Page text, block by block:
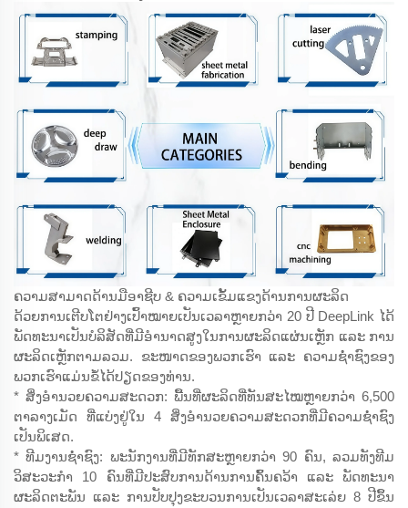
ຄວາມສາມາດດ້ານມືອາຊີບ & ຄວາມເຂັ້ມແຂງດ້ານການຜະລິດ
ດ້ວຍການເຕີບໂຕຢ່າງເປົ້າໝາຍເປັນເວລາຫຼາຍກວ່າ 20 ປີ DeepLink ໄດ້
ພັດທະນາເປັນບໍລິສັດທີ່ມີອຳນາດສູງໃນການຜະລິດແຜ່ນເຫຼັກ ແລະ ການ
ຜະລິດເຫຼັກຕາມລວມ. ຂະໜາດຂອງພວກເຮົາ ແລະ ຄວາມຊ່ຳຊົງຂອງ
ພວກເຮົາແມ່ນຂໍ້ໄດ້ປຽດຂອງທ່ານ.
* ສິ່ງອຳນວຍຄວາມສະດວກ: ພື້ນທີ່ຜະລິດທີ່ທັນສະໄໝຫຼາຍກວ່າ 6,500
ຕາລາງເມັດ ທີ່ແບ່ງຢູ່ໃນ 4 ສິ່ງອຳນວຍຄວາມສະດວກທີ່ມີຄວາມຊ່ຳຊົງ
ເປັນພິເສດ.
* ທີມງານຊ່ຳຊົງ: ພະນັກງານທີ່ມີທັກສະຫຼາຍກວ່າ 90 ຄົນ, ລວມທັງທີມ
ວິສະວະກຳ 10 ຄົນທີ່ມີປະສົບການດ້ານການຄົ້ນຄວ້າ ແລະ ພັດທະນາ
ຜະລິດຕະພັນ ແລະ ການປັບປຸງຂະບວນການເປັນເວລາສະເລ່ຍ 8 ປີຂຶ້ນ